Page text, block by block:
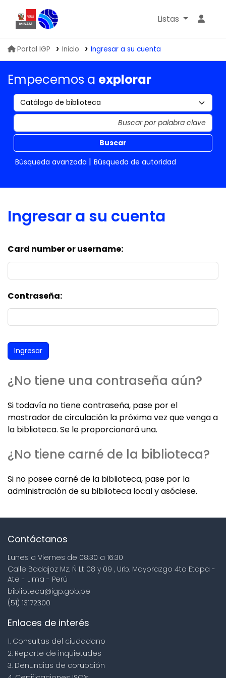
Biblioteca IGP
Listas
Portal IGP Inicio Ingresar a su cuenta
Empecemos a explorar
Buscar
Búsqueda avanzada
Búsqueda de autoridad
Ingresar a su cuenta
Card number or username:
Contraseña:
¿No tiene una contraseña aún?
Si todavía no tiene contraseña, pase por el
mostrador de circulación la próxima vez que venga a
la biblioteca. Se le proporcionará una.
¿No tiene carné de la biblioteca?
Si no posee carné de la biblioteca, pase por la
administración de su biblioteca local y asóciese.
Contáctanos
Lunes a Viernes de 08:30 a 16:30
Calle Badajoz Mz. Ñ Lt 08 y 09 , Urb. Mayorazgo 4ta Etapa -
Ate - Lima - Perú
biblioteca@igp.gob.pe
(51) 13172300
Enlaces de interés
1. Consultas del ciudadano
2. Reporte de inquietudes
3. Denuncias de corupción